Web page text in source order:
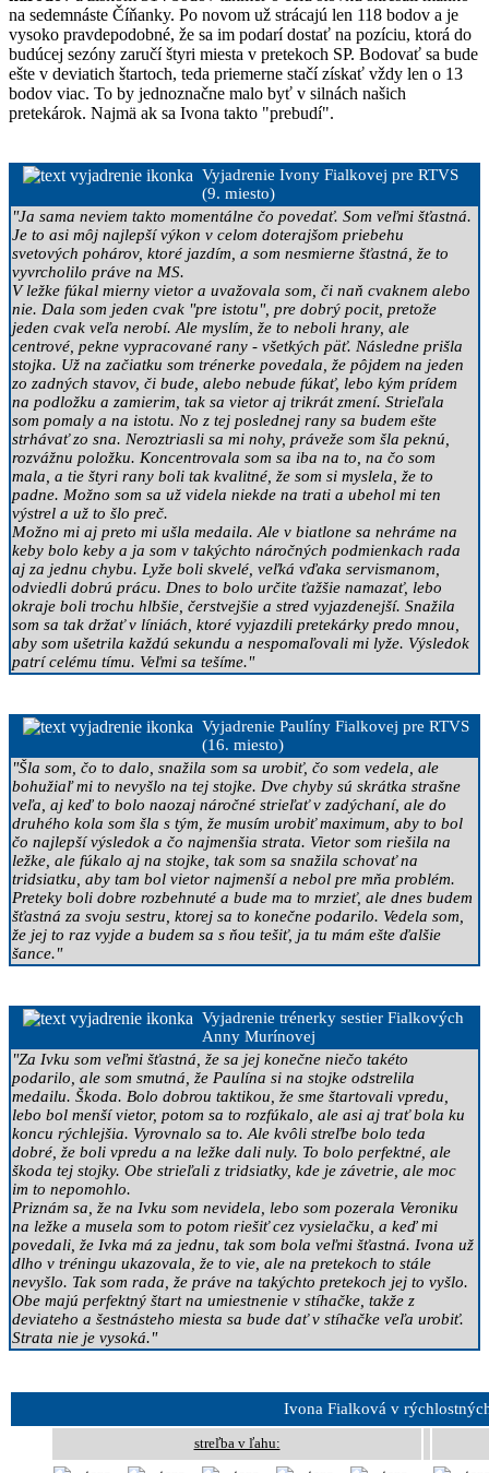
na sedemnáste Číňanky. Po novom už strácajú len 118 bodov a je
vysoko pravdepodobné, že sa im podarí dostať na pozíciu, ktorá do
budúcej sezóny zaručí štyri miesta v pretekoch SP. Bodovať sa bude
ešte v deviatich štartoch, teda priemerne stačí získať vždy len o 13
bodov viac. To by jednoznačne malo byť v silnách našich
pretekárok. Najmä ak sa Ivona takto "prebudí".
Vyjadrenie Ivony Fialkovej pre RTVS
(9. miesto)
"Ja sama neviem takto momentálne čo povedať. Som veľmi šťastná.
Je to asi môj najlepší výkon v celom doterajšom priebehu
svetových pohárov, ktoré jazdím, a som nesmierne šťastná, že to
vyvrcholilo práve na MS.
V ležke fúkal mierny vietor a uvažovala som, či naň cvaknem alebo
nie. Dala som jeden cvak "pre istotu", pre dobrý pocit, pretože
jeden cvak veľa nerobí. Ale myslím, že to neboli hrany, ale
centrové, pekne vypracované rany - všetkých päť. Následne prišla
stojka. Už na začiatku som trénerke povedala, že pôjdem na jeden
zo zadných stavov, či bude, alebo nebude fúkať, lebo kým prídem
na podložku a zamierim, tak sa vietor aj trikrát zmení. Strieľala
som pomaly a na istotu. No z tej poslednej rany sa budem ešte
strhávať zo sna. Neroztriasli sa mi nohy, práveže som šla peknú,
rozvážnu položku. Koncentrovala som sa iba na to, na čo som
mala, a tie štyri rany boli tak kvalitné, že som si myslela, že to
padne. Možno som sa už videla niekde na trati a ubehol mi ten
výstrel a už to šlo preč.
Možno mi aj preto mi ušla medaila. Ale v biatlone sa nehráme na
keby bolo keby a ja som v takýchto náročných podmienkach rada
aj za jednu chybu. Lyže boli skvelé, veľká vďaka servismanom,
odviedli dobrú prácu. Dnes to bolo určite ťažšie namazať, lebo
okraje boli trochu hlbšie, čerstvejšie a stred vyjazdenejší. Snažila
som sa tak držať v líniách, ktoré vyjazdili pretekárky predo mnou,
aby som ušetrila každú sekundu a nespomaľovali mi lyže. Výsledok
patrí celému tímu. Veľmi sa tešíme."
Vyjadrenie Paulíny Fialkovej pre RTVS
(16. miesto)
"Šla som, čo to dalo, snažila som sa urobiť, čo som vedela, ale
bohužiaľ mi to nevyšlo na tej stojke. Dve chyby sú skrátka strašne
veľa, aj keď to bolo naozaj náročné strieľať v zadýchaní, ale do
druhého kola som šla s tým, že musím urobiť maximum, aby to bol
čo najlepší výsledok a čo najmenšia strata. Vietor som riešila na
ležke, ale fúkalo aj na stojke, tak som sa snažila schovať na
tridsiatku, aby tam bol vietor najmenší a nebol pre mňa problém.
Preteky boli dobre rozbehnuté a bude ma to mrzieť, ale dnes budem
šťastná za svoju sestru, ktorej sa to konečne podarilo. Vedela som,
že jej to raz vyjde a budem sa s ňou tešiť, ja tu mám ešte ďalšie
šance."
Vyjadrenie trénerky sestier Fialkových
Anny Murínovej
"Za Ivku som veľmi šťastná, že sa jej konečne niečo takéto
podarilo, ale som smutná, že Paulína si na stojke odstrelila
medailu. Škoda. Bolo dobrou taktikou, že sme štartovali vpredu,
lebo bol menší vietor, potom sa to rozfúkalo, ale asi aj trať bola ku
koncu rýchlejšia. Vyrovnalo sa to. Ale kvôli streľbe bolo teda
dobré, že boli vpredu a na ležke dali nuly. To bolo perfektné, ale
škoda tej stojky. Obe strieľali z tridsiatky, kde je závetrie, ale moc
im to nepomohlo.
Priznám sa, že na Ivku som nevidela, lebo som pozerala Veroniku
na ležke a musela som to potom riešiť cez vysielačku, a keď mi
povedali, že Ivka má za jednu, tak som bola veľmi šťastná. Ivona už
dlho v tréningu ukazovala, že to vie, ale na pretekoch to stále
nevyšlo. Tak som rada, že práve na takýchto pretekoch jej to vyšlo.
Obe majú perfektný štart na umiestnenie v stíhačke, takže z
deviateho a šestnásteho miesta sa bude dať v stíhačke veľa urobiť.
Strata nie je vysoká."
Ivona Fialková v
streľba v ľahu: